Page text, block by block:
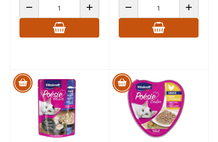
ANZAHL VERRINGERN ANZAHL ERHÖHENANZAHL VERRINGERN ANZAHL